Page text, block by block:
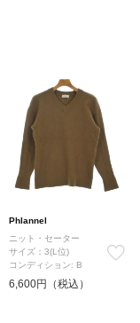
Phlannel
ニット・セーター
サイズ：3(L位)
コンディション: B
6,600円（税込）